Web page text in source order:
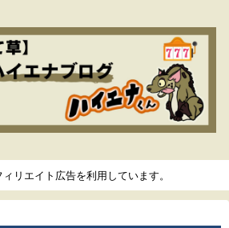
リエイト広告を利用しています。